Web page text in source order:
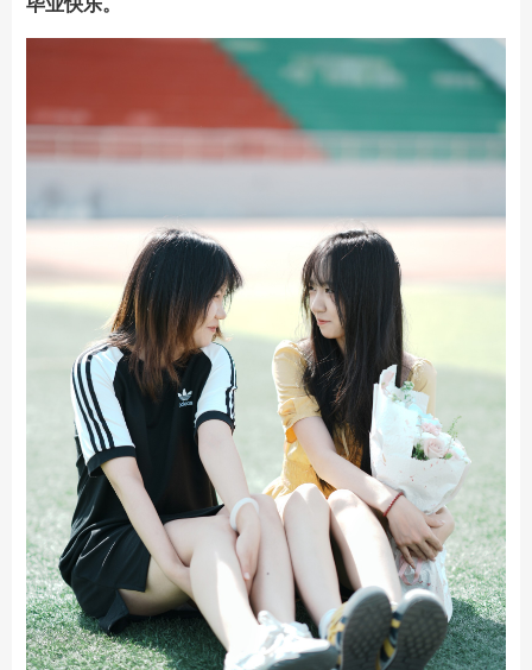
毕业快乐。